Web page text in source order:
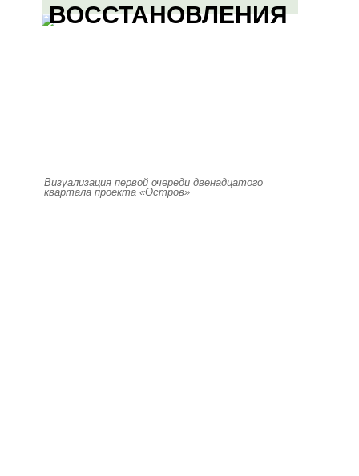
ВОССТАНОВЛЕНИЯ
Визуализация первой очереди двенадцатого
квартала проекта «Остров»